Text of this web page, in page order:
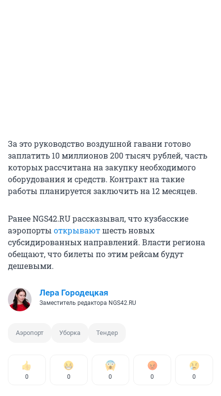
За это руководство воздушной гавани готово
заплатить 10 миллионов 200 тысяч рублей, часть
которых рассчитана на закупку необходимого
оборудования и средств. Контракт на такие
работы планируется заключить на 12 месяцев.
Ранее NGS42.RU рассказывал, что кузбасские
аэропорты открываютшесть новых
субсидированных направлений. Власти региона
обещают, что билеты по этим рейсам будут
дешевыми.
Лера Городецкая
Заместитель редактора NGS42.RU
Аэропорт Уборка Тендер
0 0 0 0 0